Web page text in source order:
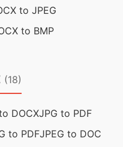
to JPEG
to BMP
(18)
DOCXJPG to PDF
to PDFJPEG to DOC